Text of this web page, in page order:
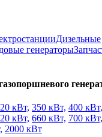
Дизельные
генераторы
кВт, 350 кВт, 400 кВт,
кВт, 660 кВт, 700 кВт,
2000 кВт